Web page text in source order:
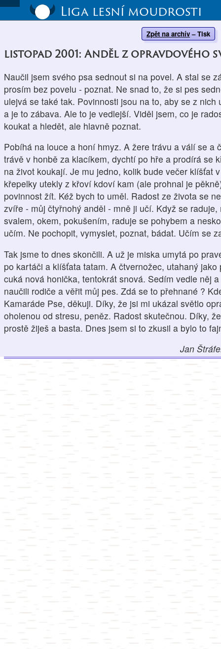
Liga lesní moudrosti
Zpět na archív – Tisk
listopad 2001: Anděl z opravdového
Naučil jsem svého psa sednout si na povel. A stal se
prosím bez povelu - poznat. Ne snad to, že si pes
ulejvá se také tak. Povinnosti jsou na to, aby se z
a je to zábava. Ale to je vedlejší. Viděl jsem, co je
koukat a hledět, ale hlavně poznat.
Pobíhá na louce a honí hmyz. A žere trávu a válí se a
trávě v honbě za klacíkem, dychtí po hře a prodírá se
na život koukají. Je mu jedno, kolik bude večer klíšťat
křepelky utekly z křoví kdoví kam (ale prohnal je
povinnost žít. Kéž bych to uměl. Radost ze života se
zvíře - můj čtyřnohý anděl - mně ji učí. Když se
svalem, okem, pokušením, raduje se pohybem a
učím. Ne pochopit, vymyslet, poznat, bádat. Učím se
Tak jsme to dnes skončili. A už je miska umytá po
po kartáči a klíšťata tatam. A čtvernožec, utahaný
cuká nová honička, tentokrát snová. Sedím vedle něj
naučili rodiče a věřit můj pes. Zdá se to přehnané ?
Kamaráde Pse, děkuji. Díky, že jsi mi ukázal světlo
oholenou od stresu, peněz. Radost skutečnou. Díky,
prostě žiješ a basta. Dnes jsem si to zkusil a bylo to
Jan